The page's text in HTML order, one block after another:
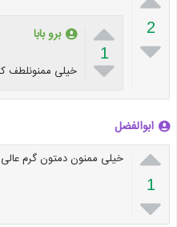
2


1

برو بابا
خیلی ممنونلطف
ابوالفضل

1

خیلی ممنون دمتون گرم